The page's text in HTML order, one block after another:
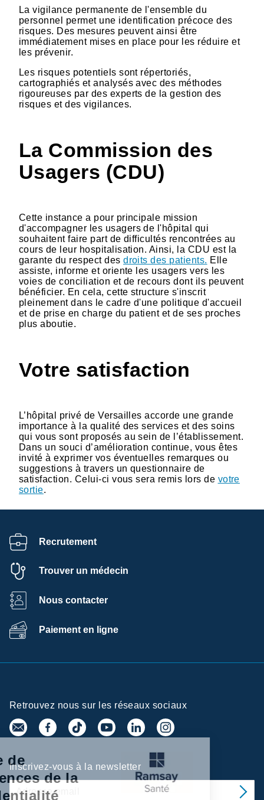
La vigilance permanente de l'ensemble du
personnel permet une identification précoce des
risques. Des mesures peuvent ainsi être
immédiatement mises en place pour les réduire et
les prévenir.
Les risques potentiels sont répertoriés,
cartographiés et analysés avec des méthodes
rigoureuses par des experts de la gestion des
risques et des vigilances.
La Commission des
Usagers (CDU)
Cette instance a pour principale mission
d'accompagner les usagers de l'hôpital qui
souhaitent faire part de difficultés rencontrées au
cours de leur hospitalisation. Ainsi, la CDU est la
garante du respect desdroits des patients. Elle
assiste, informe et oriente les usagers vers les
voies de conciliation et de recours dont ils peuvent
bénéficier. En cela, cette structure s'inscrit
pleinement dans le cadre d'une politique d'accueil
et de prise en charge du patient et de ses proches
plus aboutie.
Votre satisfaction
L’hôpital privé de Versailles accorde une grande
importance à la qualité des services et des soins
qui vous sont proposés au sein de l’établissement.
Dans un souci d’amélioration continue, vous êtes
invité à exprimer vos éventuelles remarques ou
suggestions à travers un questionnaire de
satisfaction. Celui-ci vous sera remis lors de votre
sortie.
Recrutement
Trouver un médecin
Nous contacter
Paiement en ligne
Retrouvez nous sur les réseaux sociaux
Inscrivez-vous à la newsletter
Centre de
préférences de la
confidentialité